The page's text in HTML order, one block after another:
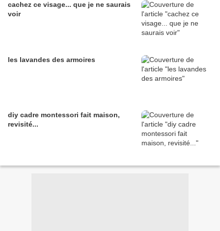
cachez ce visage... que je ne saurais
voir
les lavandes des armoires
diy cadre montessori fait maison,
revisité...